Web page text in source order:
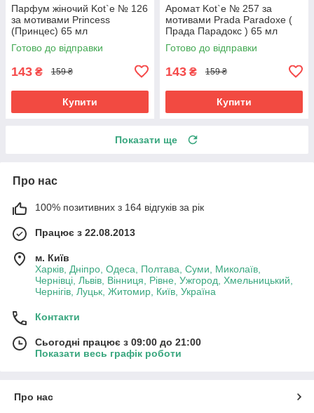
Парфум жіночий Kot`e № 126
за мотивами Princess
(Принцес) 65 мл
Готово до відправки
143 ₴ 159 ₴
Купити
Аромат Kot`e № 257 за
мотивами Prada Paradoxe (
Прада Парадокс ) 65 мл
Готово до відправки
143 ₴ 159 ₴
Купити
Показати ще
Про нас
100% позитивних з 164 відгуків за рік
Працює з 22.08.2013
м. Київ
Харків, Дніпро, Одеса, Полтава, Суми, Миколаїв,
Чернівці, Львів, Вінниця, Рівне, Ужгород, Хмельницький,
Чернігів, Луцьк, Житомир, Київ, Україна
Контакти
Сьогодні працює з 09:00 до 21:00
Показати весь графік роботи
Про нас